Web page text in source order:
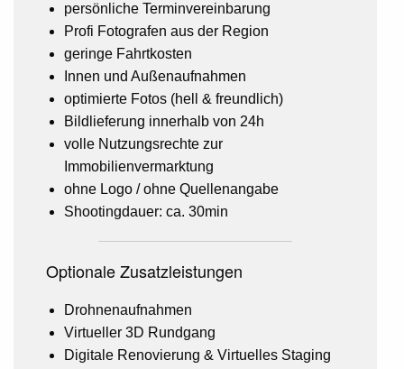
persönliche Terminvereinbarung
Profi Fotografen aus der Region
geringe Fahrtkosten
Innen und Außenaufnahmen
optimierte Fotos (hell & freundlich)
Bildlieferung innerhalb von 24h
volle Nutzungsrechte zur
Immobilienvermarktung
ohne Logo / ohne Quellenangabe
Shootingdauer: ca. 30min
Optionale Zusatzleistungen
Drohnenaufnahmen
Virtueller 3D Rundgang
Digitale Renovierung & Virtuelles Staging